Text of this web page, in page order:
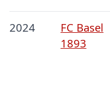
2024
FC Basel
1893